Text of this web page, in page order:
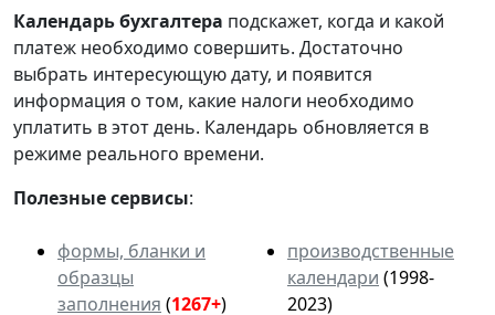
Календарьбухгалтера подскажет, когда и какой
платеж необходимо совершить. Достаточно
выбрать интересующую дату, и появится
информация о том, какие налоги необходимо
уплатить в этот день. Календарь обновляется в
режиме реального времени.
Полезные сервисы:
формы, бланки и
образцы
заполнения (1267+)
производственные
календари (1998-
2023)